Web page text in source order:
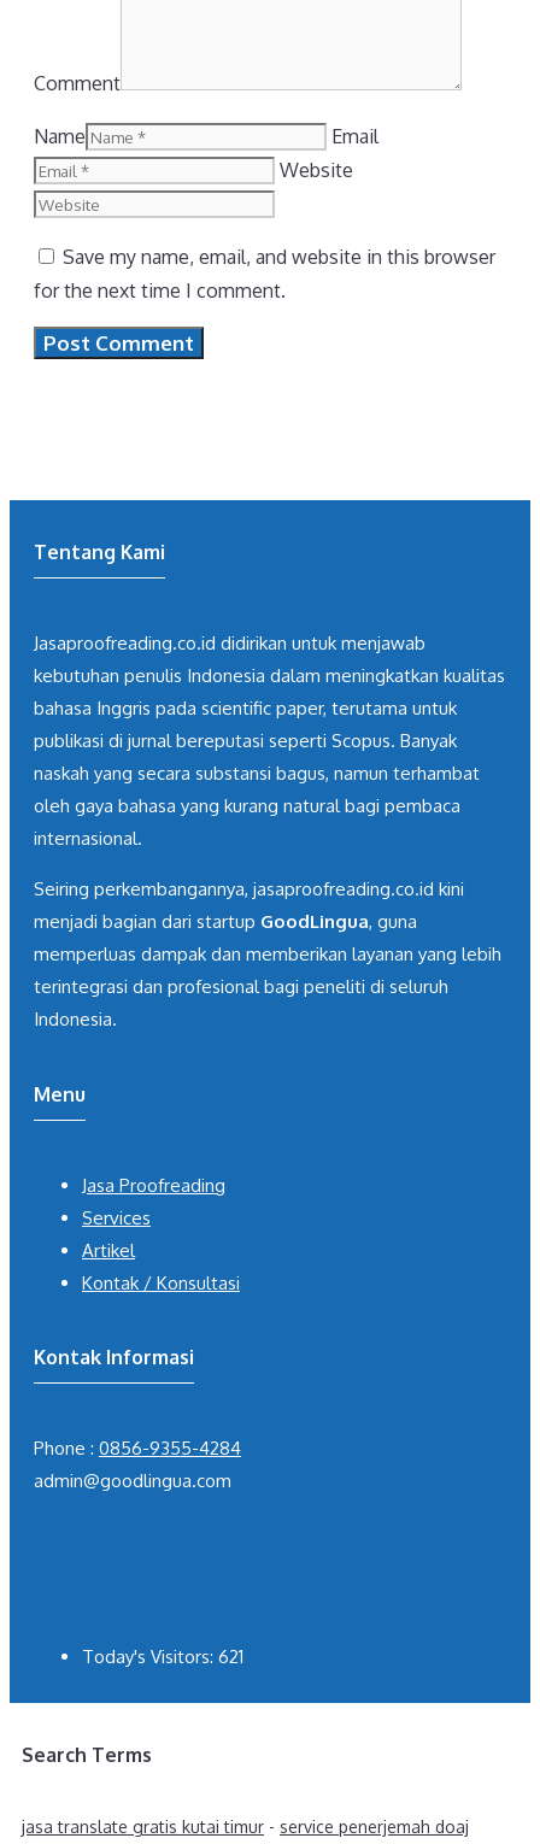
Comment
Name
Email
Website
Save my name, email, and website in this browser
for the next time I comment.
Tentang Kami
Jasaproofreading.co.id didirikan untuk menjawab
kebutuhan penulis Indonesia dalam meningkatkan kualitas
bahasa Inggris pada scientific paper, terutama untuk
publikasi di jurnal bereputasi seperti Scopus. Banyak
naskah yang secara substansi bagus, namun terhambat
oleh gaya bahasa yang kurang natural bagi pembaca
internasional.
Seiring perkembangannya, jasaproofreading.co.id kini
menjadi bagian dari startup GoodLingua, guna
memperluas dampak dan memberikan layanan yang lebih
terintegrasi dan profesional bagi peneliti di seluruh
Indonesia.
Menu
Jasa Proofreading
Services
Artikel
Kontak / Konsultasi
Kontak Informasi
Phone : 0856-9355-4284
admin@goodlingua.com
Today's Visitors: 621
Search Terms
jasa translate gratis kutai timur - service penerjemah doaj